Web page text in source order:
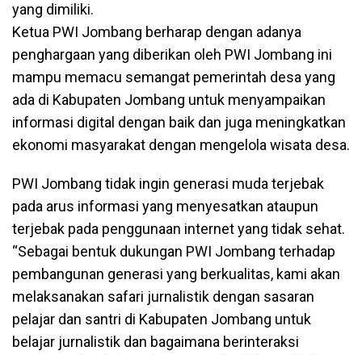
yang dimiliki.
Ketua PWI Jombang berharap dengan adanya
penghargaan yang diberikan oleh PWI Jombang ini
mampu memacu semangat pemerintah desa yang
ada di Kabupaten Jombang untuk menyampaikan
informasi digital dengan baik dan juga meningkatkan
ekonomi masyarakat dengan mengelola wisata desa.
PWI Jombang tidak ingin generasi muda terjebak
pada arus informasi yang menyesatkan ataupun
terjebak pada penggunaan internet yang tidak sehat.
“Sebagai bentuk dukungan PWI Jombang terhadap
pembangunan generasi yang berkualitas, kami akan
melaksanakan safari jurnalistik dengan sasaran
pelajar dan santri di Kabupaten Jombang untuk
belajar jurnalistik dan bagaimana berinteraksi